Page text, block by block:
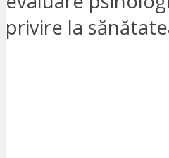
privire la